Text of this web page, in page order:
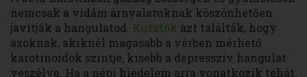
nemcsak a vidám árnyalatuknak köszönhetően
javítják a hangulatod. Kutatók azt találták, hogy
azoknak, akiknél magasabb a vérben mérhető
karotinoidok szintje, kisebb a depresszív hangulat
veszélye. Ha a népi hiedelem arra vonatkozik tehát,